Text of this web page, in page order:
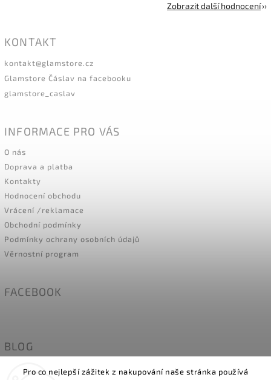
Pro co nejlepší zážitek z nakupování naše stránka používá
Zobrazit další hodnocení
KONTAKT
kontakt@glamstore.cz
Glamstore Čáslav na facebooku
glamstore_caslav
INFORMACE PRO VÁS
O nás
Doprava a platba
Kontakty
Hodnocení obchodu
Vrácení /reklamace
Obchodní podmínky
Podmínky ochrany osobních údajů
Věrnostní program
FACEBOOK
BLOG
Naše holky modelky- MÍRY